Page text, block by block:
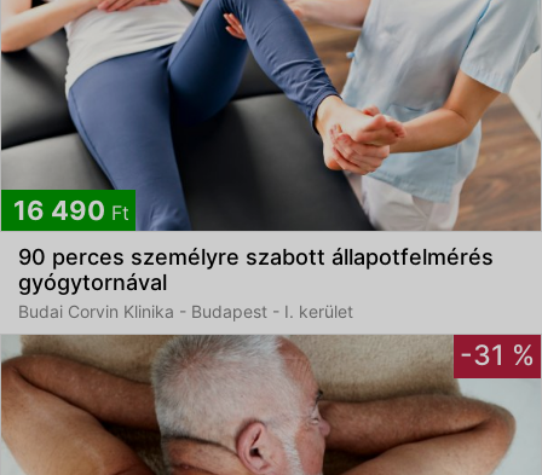
16 490 Ft
90 perces személyre szabott állapotfelmérés
gyógytornával
Budai Corvin Klinika - Budapest - I. kerület
-31 %